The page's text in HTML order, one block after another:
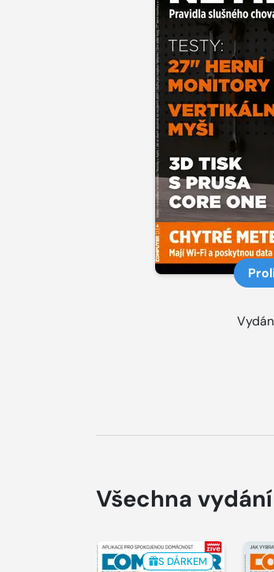
Všechna vydání
S DÁRKEM